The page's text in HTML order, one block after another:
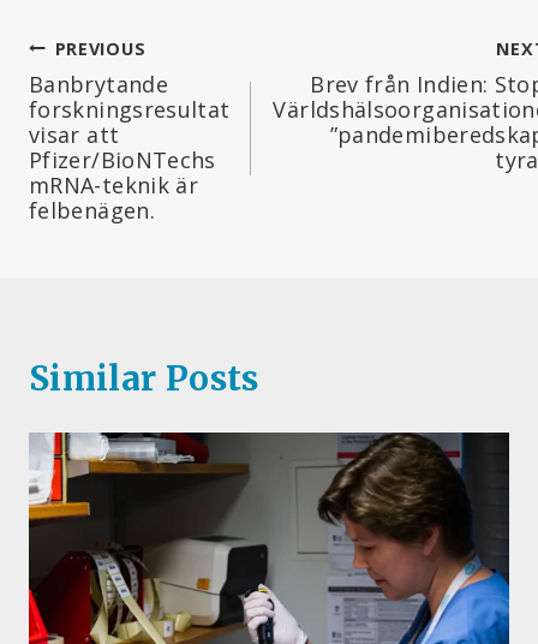
Inläggsnavigering
PREVIOUS
Banbrytande
forskningsresultat
visar att
Pfizer/BioNTechs
mRNA-teknik är
felbenägen.
Brev från Indien:
Similar Posts